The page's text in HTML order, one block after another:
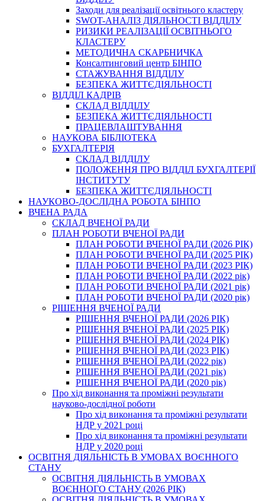
Заходи для реалізації освітнього кластеру
SWOT-АНАЛІЗ ДІЯЛЬНОСТІ ВІДДІЛУ
РИЗИКИ РЕАЛІЗАЦІЇ ОСВІТНЬОГО
КЛАСТЕРУ
МЕТОДИЧНА СКАРБНИЧКА
Консалтинговий центр БІНПО
СТАЖУВАННЯ ВІДДІЛУ
БЕЗПЕКА ЖИТТЄДІЯЛЬНОСТІ
ВІДДІЛ КАДРІВ
СКЛАД ВІДДІЛУ
БЕЗПЕКА ЖИТТЄДІЯЛЬНОСТІ
ПРАЦЕВЛАШТУВАННЯ
НАУКОВА БІБЛІОТЕКА
БУХГАЛТЕРІЯ
СКЛАД ВІДДІЛУ
ПОЛОЖЕННЯ ПРО ВІДДІЛ БУХГАЛТЕРІЇ
ІНСТИТУТУ
БЕЗПЕКА ЖИТТЄДІЯЛЬНОСТІ
НАУКОВО-ДОСЛІДНА РОБОТА БІНПО
ВЧЕНА РАДА
СКЛАД ВЧЕНОЇ РАДИ
ПЛАН РОБОТИ ВЧЕНОЇ РАДИ
ПЛАН РОБОТИ ВЧЕНОЇ РАДИ (2026 РІК)
ПЛАН РОБОТИ ВЧЕНОЇ РАДИ (2025 РІК)
ПЛАН РОБОТИ ВЧЕНОЇ РАДИ (2023 РІК)
ПЛАН РОБОТИ ВЧЕНОЇ РАДИ (2022 рік)
ПЛАН РОБОТИ ВЧЕНОЇ РАДИ (2021 рік)
ПЛАН РОБОТИ ВЧЕНОЇ РАДИ (2020 рік)
РІШЕННЯ ВЧЕНОЇ РАДИ
РІШЕННЯ ВЧЕНОЇ РАДИ (2026 РІК)
РІШЕННЯ ВЧЕНОЇ РАДИ (2025 РІК)
РІШЕННЯ ВЧЕНОЇ РАДИ (2024 РІК)
РІШЕННЯ ВЧЕНОЇ РАДИ (2023 РІК)
РІШЕННЯ ВЧЕНОЇ РАДИ (2022 рік)
РІШЕННЯ ВЧЕНОЇ РАДИ (2021 рік)
РІШЕННЯ ВЧЕНОЇ РАДИ (2020 рік)
Про хід виконання та проміжні результати
науково-дослідної роботи
Про хід виконання та проміжні результати
НДР у 2021 році
Про хід виконання та проміжні результати
НДР у 2020 році
ОСВІТНЯ ДІЯЛЬНІСТЬ В УМОВАХ ВОЄННОГО
СТАНУ
ОСВІТНЯ ДІЯЛЬНІСТЬ В УМОВАХ
ВОЄННОГО СТАНУ (2026 РІК)